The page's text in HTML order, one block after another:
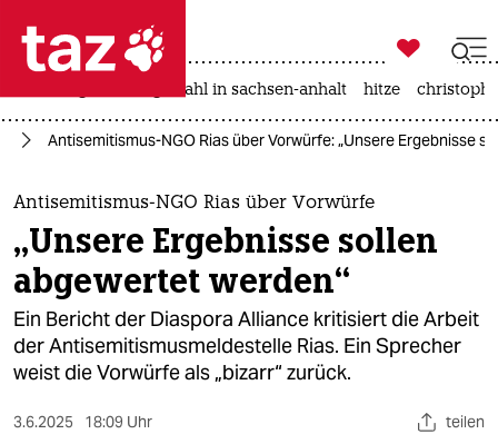
 taz zahl ich
taz zahl ich
themen
politik
öko
gesellschaft

taz zahl ich
landtagswahl in sachsen-anhalt hitze
Antisemitismus-NGO Rias über Vorwürfe: „Unsere Ergebnisse
Antisemitismus-NGO Rias über Vorwürfe
„Unsere Ergebnisse sollen
abgewertet werden“
Ein Bericht der Diaspora Alliance kritisiert die Arbeit
der Antisemitismusmeldestelle Rias. Ein Sprecher
weist die Vorwürfe als „bizarr“ zurück.
3.6.2025 18:09 Uhr teilen